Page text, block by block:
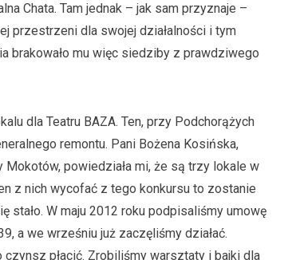
Chata. Tam jednak – jak sam przyznaje –
przestrzeni dla swojej działalności i tym
brakowało mu więc siedziby z prawdziwego
dla Teatru BAZA. Ten, przy Podchorążych
remontu. Pani Bożena Kosińska,
powiedziała mi, że są trzy lokale w
z nich wycofać z tego konkursu to zostanie
stało. W maju 2012 roku podpisaliśmy umowę
a we wrześniu już zaczęliśmy działać.
czynsz płacić. Zrobiliśmy warsztaty i bajki dla